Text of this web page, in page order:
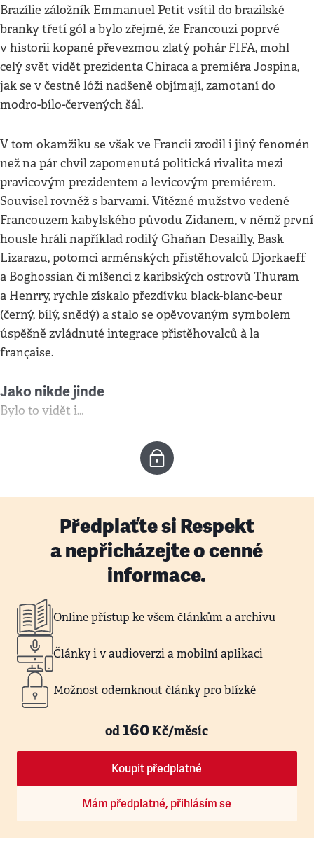
Brazílie záložník Emmanuel Petit vsítil do brazilské
branky třetí gól a bylo zřejmé, že Francouzi poprvé
v historii kopané převezmou zlatý pohár FIFA, mohl
celý svět vidět prezidenta Chiraca a premiéra Jospina,
jak se v čestné lóži nadšeně objímají, zamotaní do
modro-bílo-červených šál.
V tom okamžiku se však ve Francii zrodil i jiný fenomén
než na pár chvil zapomenutá politická rivalita mezi
pravicovým prezidentem a levicovým premiérem.
Souvisel rovněž s barvami. Vítězné mužstvo vedené
Francouzem kabylského původu Zidanem, v němž první
housle hráli například rodilý Ghaňan Desailly, Bask
Lizarazu, potomci arménských přistěhovalců Djorkaeff
a Boghossian či míšenci z karibských ostrovů Thuram
a Henrry, rychle získalo přezdívku black-blanc-beur
(černý, bílý, snědý) a stalo se opěvovaným symbolem
úspěšně zvládnuté integrace přistěhovalců à la
française.
Jako nikde jinde
Bylo to vidět i…
Předplaťte si Respekt
a nepřicházejte o cenné
informace.
Online přístup ke všem článkům a archivu
Články i v audioverzi a mobilní aplikaci
Možnost odemknout články pro blízké
od160Kč/měsíc
Koupit předplatné
Mám předplatné, přihlásím se